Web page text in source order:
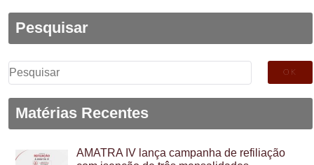
Pesquisar
Pesquisar
por:
Matérias Recentes
AMATRA IV lança campanha de refiliação